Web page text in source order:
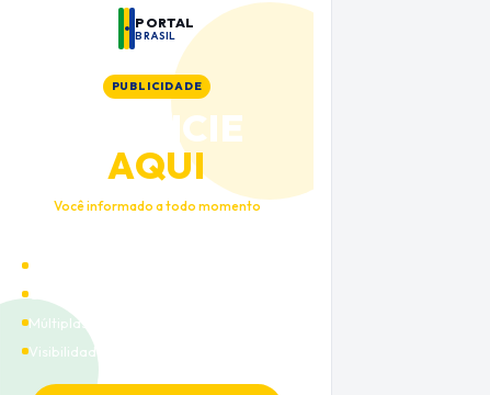
PORTAL
BRASIL
PUBLICIDADE
ANUNCIE
AQUI
Você informado a todo momento
Múltiplas categorias
Visibilidade premium